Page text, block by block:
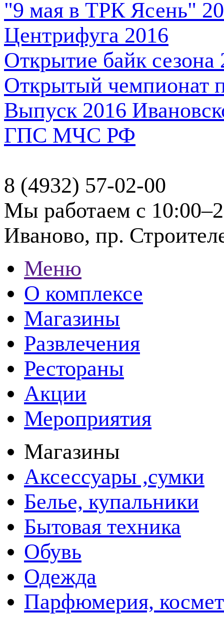
"9 мая в ТРК Ясень"
Центрифуга 2016
Открытие байк сезона
Открытый чемпионат
Выпуск 2016
ГПС МЧС РФ
8 (4932) 57-02-00
Мы работаем с
Иваново, пр.
Меню
О комплексе
Магазины
Развлечения
Рестораны
Акции
Мероприятия
Магазины
Аксессуары ,сумки
Белье, купальники
Бытовая техника
Обувь
Одежда
Парфюмерия,